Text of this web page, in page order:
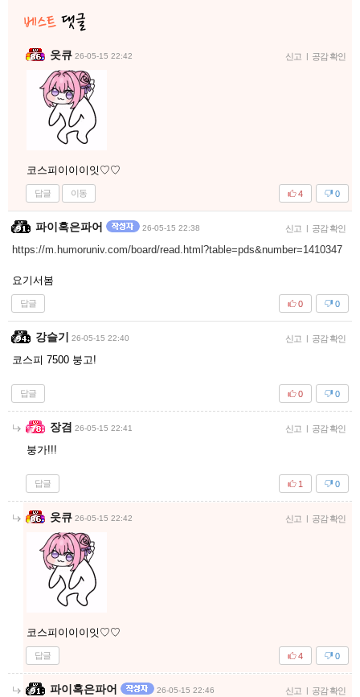
읏큐 26-05-15 22:42 신고 | 공감 확인
코스피이이이잇♡♡
답글 이동 0
4
파이혹은파어 26-05-15 22:38 신고 | 공감 확인
https://m.humoruniv.com/board/read.html?table=pds&number=1410347
요기서봄
답글 0
0
강슬기 26-05-15 22:40 신고 | 공감 확인
코스피 7500 붕고!
답글 0
0
장겸 26-05-15 22:41 신고 | 공감 확인
붕가!!!
답글 0
1
읏큐 26-05-15 22:42 신고 | 공감 확인
코스피이이이잇♡♡
답글 0
4
파이혹은파어 26-05-15 22:46 신고 | 공감 확인